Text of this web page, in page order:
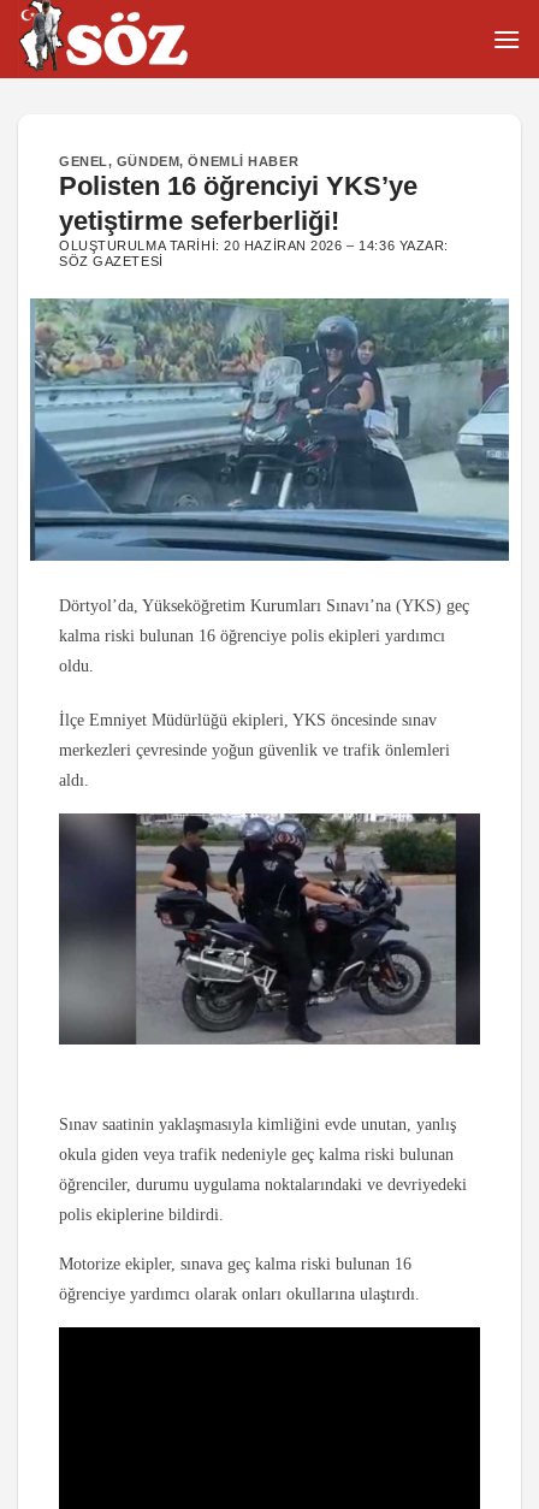
İçeriğe
atla
GENEL, GÜNDEM,ÖNEMLI HABER
Polisten 16 öğrenciyi YKS’ye
yetiştirme seferberliği!
OLUŞTURULMA TARIHI:20 HAZIRAN 2026 – 14:36 YAZAR:
SÖZ GAZETESI
Dörtyol’da, Yükseköğretim Kurumları Sınavı’na (YKS) geç
kalma riski bulunan 16 öğrenciye polis ekipleri yardımcı
oldu.
İlçe Emniyet Müdürlüğü ekipleri, YKS öncesinde sınav
merkezleri çevresinde yoğun güvenlik ve trafik önlemleri
aldı.
Sınav saatinin yaklaşmasıyla kimliğini evde unutan, yanlış
okula giden veya trafik nedeniyle geç kalma riski bulunan
öğrenciler, durumu uygulama noktalarındaki ve devriyedeki
polis ekiplerine bildirdi.
Motorize ekipler, sınava geç kalma riski bulunan 16
öğrenciye yardımcı olarak onları okullarına ulaştırdı.